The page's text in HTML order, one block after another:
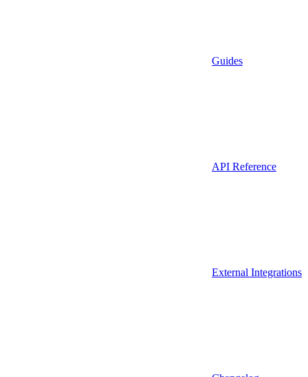
Guides
API Reference
External Integrations